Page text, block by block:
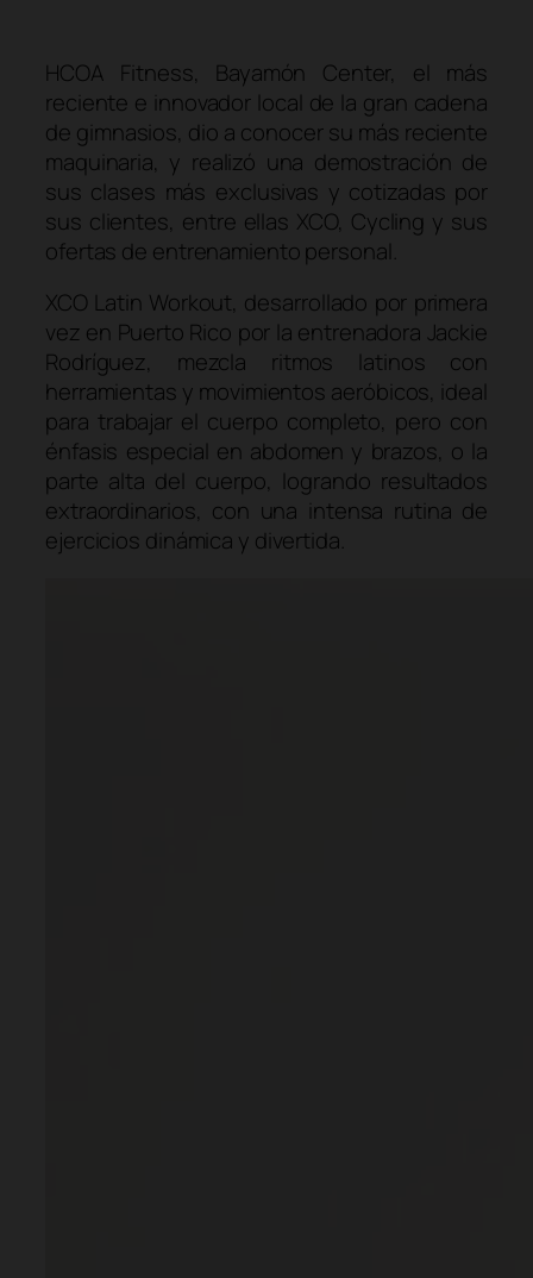
HCOA Fitness, Bayamón Center, el más
reciente e innovador local de la gran cadena
de gimnasios, dio a conocer su más reciente
maquinaria, y realizó una demostración de
sus clases más exclusivas y cotizadas por
sus clientes, entre ellas XCO, Cycling y sus
ofertas de entrenamiento personal.
XCO Latin Workout, desarrollado por primera
vez en Puerto Rico por la entrenadora Jackie
Rodríguez, mezcla ritmos latinos con
herramientas y movimientos aeróbicos, ideal
para trabajar el cuerpo completo, pero con
énfasis especial en abdomen y brazos, o la
parte alta del cuerpo, logrando resultados
extraordinarios, con una intensa rutina de
ejercicios dinámica y divertida.